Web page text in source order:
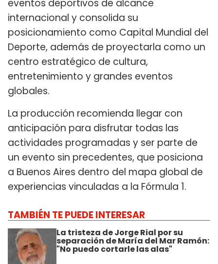
eventos deportivos de alcance
internacional y consolida su
posicionamiento como Capital Mundial del
Deporte, además de proyectarla como un
centro estratégico de cultura,
entretenimiento y grandes eventos
globales.
La producción recomienda llegar con
anticipación para disfrutar todas las
actividades programadas y ser parte de
un evento sin precedentes, que posiciona
a Buenos Aires dentro del mapa global de
experiencias vinculadas a la Fórmula 1.
TAMBIÉN TE PUEDE INTERESAR
La tristeza de Jorge Rial por su
separación de María del Mar Ramón:
"No puedo cortarle las alas"